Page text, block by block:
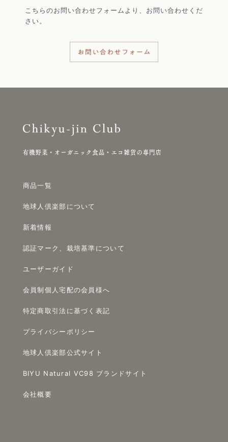
こちらのお問い合わせフォームより、お問い合わせくだ
さい。
商品一覧
地球人倶楽部について
新着情報
認証マーク、栽培基準について
ユーザーガイド
会員制個人宅配の会員様へ
特定商取引法に基づく表記
プライバシーポリシー
地球人倶楽部公式サイト
BIYU Natural VC98 ブランドサイト
会社概要